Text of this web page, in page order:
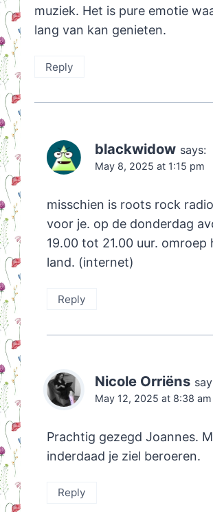
muziek. Het is pure emotie
lang van kan genieten.
Reply
blackwidow says:
May 8, 2025 at 1:15 pm
misschien is roots rock
voor je. op de donderdag
19.00 tot 21.00 uur. omroep
land. (internet)
Reply
Nicole Orriëns
May 12, 2025 at 8:38 am
Prachtig gezegd Joannes.
inderdaad je ziel beroeren.
Reply